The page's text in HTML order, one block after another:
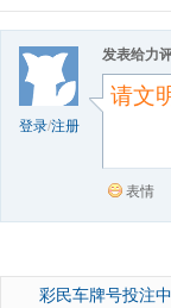
登录/注册
发表给力
表情
彩民车牌号投注